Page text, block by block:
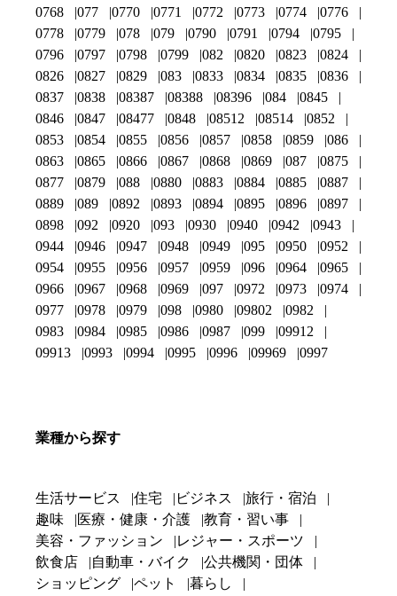
0768
077 0770 0771 0772 0773 0774
0776
0778
0779 078 079 0790 0791 0794
0795
0796
0797 0798 0799 082 0820 0823
0824
0826
0827 0829 083 0833 0834 0835
0836
0837
0838 08387 08388 08396 084
0845
0846
0847 08477 0848 08512 08514
0852
0853
0854 0855 0856 0857 0858 0859
086
0863
0865 0866 0867 0868 0869 087
0875
0877
0879 088 0880 0883 0884 0885
0887
0889
089 0892 0893 0894 0895 0896
0897
0898
092 0920 093 0930 0940 0942
0943
0944
0946 0947 0948 0949 095 0950
0952
0954
0955 0956 0957 0959 096 0964
0965
0966
0967 0968 0969 097 0972 0973
0974
0977
0978 0979 098 0980 09802
0982
0983
0984 0985 0986 0987 099
09912
09913
0993 0994 0995 0996 09969 0997
業種から探す
生活サービス 住宅 ビジネス
旅行・宿泊
趣味
医療・健康・介護
教育・習い事
美容・ファッション
レジャー・スポーツ
飲食店
自動車・バイク
公共機関・団体
ショッピング
ペット
暮らし